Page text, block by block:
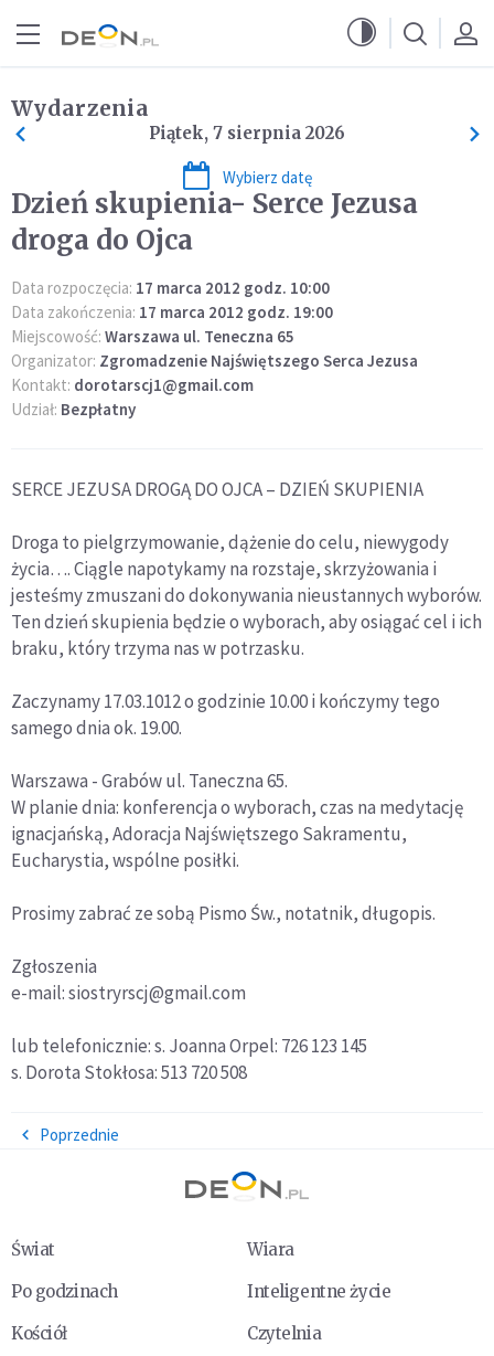
Wydarzenia
Piątek, 7 sierpnia 2026
Wybierz datę
Dzień skupienia- Serce Jezusa
droga do Ojca
Data rozpoczęcia: 17 marca 2012 godz. 10:00
Data zakończenia: 17 marca 2012 godz. 19:00
Miejscowość: Warszawa ul. Teneczna 65
Organizator: Zgromadzenie Najświętszego Serca Jezusa
Kontakt: dorotarscj1@gmail.com
Udział: Bezpłatny
SERCE JEZUSA DROGĄ DO OJCA – DZIEŃ SKUPIENIA
Droga to pielgrzymowanie, dążenie do celu, niewygody
życia…. Ciągle napotykamy na rozstaje, skrzyżowania i
jesteśmy zmuszani do dokonywania nieustannych wyborów.
Ten dzień skupienia będzie o wyborach, aby osiągać cel i ich
braku, który trzyma nas w potrzasku.
Zaczynamy 17.03.1012 o godzinie 10.00 i kończymy tego
samego dnia ok. 19.00.
Warszawa - Grabów ul. Taneczna 65.
W planie dnia: konferencja o wyborach, czas na medytację
ignacjańską, Adoracja Najświętszego Sakramentu,
Eucharystia, wspólne posiłki.
Prosimy zabrać ze sobą Pismo Św., notatnik, długopis.
Zgłoszenia
e-mail: siostryrscj@gmail.com
lub telefonicznie: s. Joanna Orpel: 726 123 145
s. Dorota Stokłosa: 513 720 508
Poprzednie
Świat
Wiara
Po godzinach
Inteligentne życie
Kościół
Czytelnia